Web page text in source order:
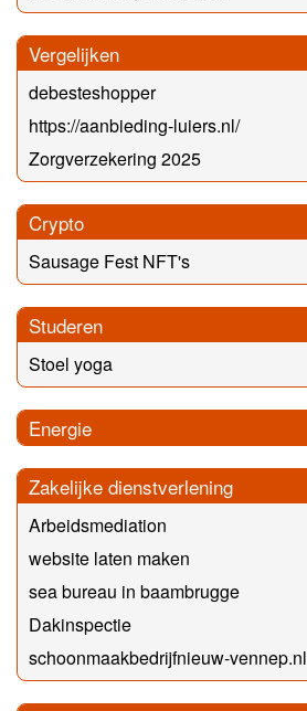
Vergelijken
debesteshopper
https://aanbieding-luiers.nl/
Zorgverzekering 2025
Crypto
Sausage Fest NFT's
Studeren
Stoel yoga
Energie
Zakelijke dienstverlening
Arbeidsmediation
website laten maken
sea bureau in baambrugge
Dakinspectie
schoonmaakbedrijfnieuw-vennep.nl